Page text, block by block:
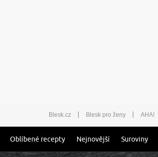
Blesk.cz | Blesk pro ženy | AHA!
Oblíbené recepty Nejnovější Suroviny